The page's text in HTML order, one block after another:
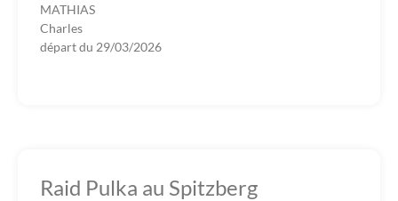
MATHIAS
Charles
départ du 29/03/2026
Raid Pulka au Spitzberg